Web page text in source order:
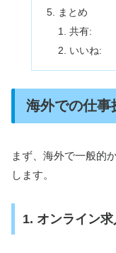
まとめ
共有:
いいね:
海外での仕事
まず、海外で一般的
します。
1. オンライン